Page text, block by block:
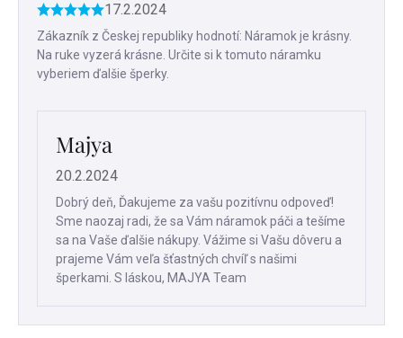
Hodnotenie
produktu
je
5
z
17.2.2024
Zákazník z Českej republiky hodnotí: Náramok je krásny.
Na ruke vyzerá krásne. Určite si k tomuto náramku
vyberiem ďalšie šperky.
Majya
20.2.2024
Dobrý deň, Ďakujeme za vašu pozitívnu odpoveď!
Sme naozaj radi, že sa Vám náramok páči a tešíme
sa na Vaše ďalšie nákupy. Vážime si Vašu dôveru a
prajeme Vám veľa šťastných chvíľ s našimi
šperkami. S láskou, MAJYA Team